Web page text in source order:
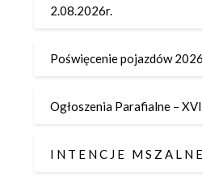
2.08.2026r.
Poświęcenie pojazdów 2026
Ogłoszenia Parafialne –
I N T E N C J E M S Z A L